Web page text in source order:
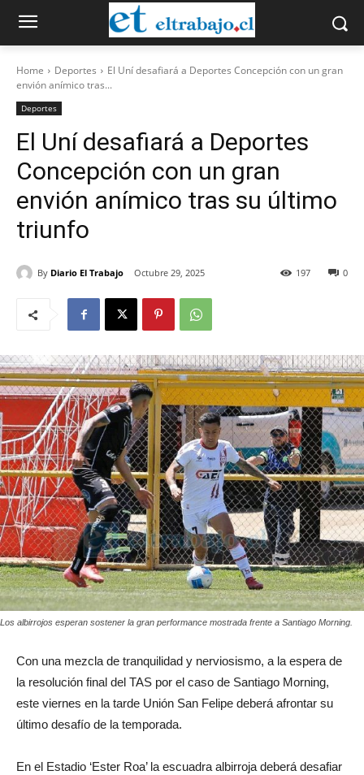
Home Deportes
El Uní desafiará a Deportes Concepción con un gran
envión anímico tras...
Deportes
El Uní desafiará a Deportes
Concepción con un gran
envión anímico tras su último
triunfo
By Diario El Trabajo Octubre 29, 2025 0
197
Los albirrojos esperan sostener la gran performance mostrada frente a Santiago Morning.
Con una mezcla de tranquilidad y nerviosismo, a la espera de
la resolución final del TAS por el caso de Santiago Morning,
este viernes en la tarde Unión San Felipe deberá afrontar su
último desafío de la temporada.
En el Estadio ‘Ester Roa’ la escuadra albirroja deberá desafiar